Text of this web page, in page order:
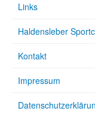
Links
Haldensleber
Kontakt
Impressum